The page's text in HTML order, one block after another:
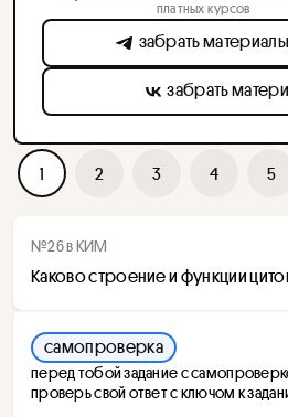
1 2 3 4 5
№26 в КИМ
Каково строение и функции
самопроверка
перед тобой задание с
проверь свой ответ с ключом к
платных курсов
забрать
забрать